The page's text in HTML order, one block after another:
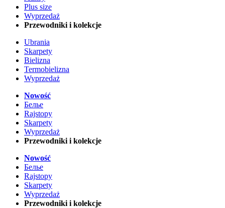
Plus size
Wyprzedaż
Przewodniki i kolekcje
Ubrania
Skarpety
Bielizna
Termobielizna
Wyprzedaż
Nowość
Белье
Rajstopy
Skarpety
Wyprzedaż
Przewodniki i kolekcje
Nowość
Белье
Rajstopy
Skarpety
Wyprzedaż
Przewodniki i kolekcje